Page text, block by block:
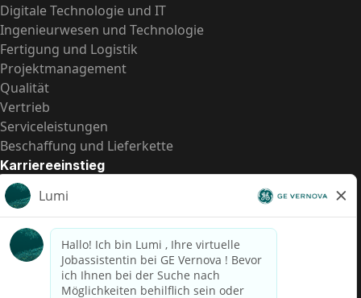
Digitale Technologie und IT
Ingenieurwesen und Technologie
Fertigung und Logistik
Projektmanagement
Qualität
Vertrieb
Serviceleistungen
Beschaffung und Lieferkette
Karriereeinstieg
Praktika
Einstiegspositionen
Alle Möglichkeiten
Schnelle Links
US-Gehalts­transparenz
Datenschutzhinweis für Kandidaten